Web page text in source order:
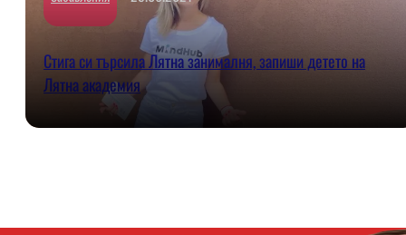
Стига си търсила Лятна занималня, запиши детето на
Лятна академия